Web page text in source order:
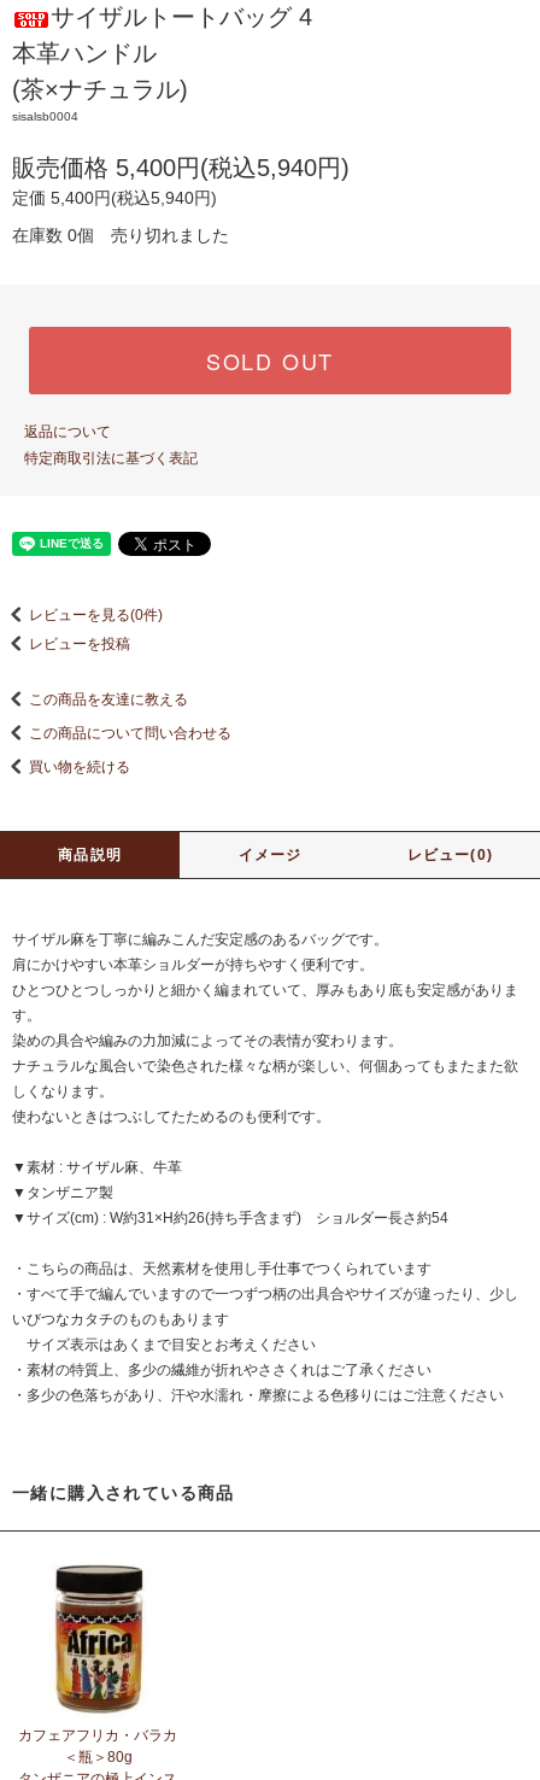
サイザルトートバッグ 4
本革ハンドル
(茶×ナチュラル)
sisalsb0004
販売価格 5,400円(税込5,940円)
定価 5,400円(税込5,940円)
在庫数 0個 売り切れました
SOLD OUT
返品について
特定商取引法に基づく表記
レビューを見る(0件)
レビューを投稿
この商品を友達に教える
この商品について問い合わせる
買い物を続ける
商品説明 イメージ レビュー(0)
サイザル麻を丁寧に編みこんだ安定感のあるバッグです。
肩にかけやすい本革ショルダーが持ちやすく便利です。
ひとつひとつしっかりと細かく編まれていて、厚みもあり底も安定感がありま
す。
染めの具合や編みの力加減によってその表情が変わります。
ナチュラルな風合いで染色された様々な柄が楽しい、何個あってもまたまた欲
しくなります。
使わないときはつぶしてたためるのも便利です。
▼素材 : サイザル麻、牛革
▼タンザニア製
▼サイズ(cm) : W約31×H約26(持ち手含まず) ショルダー長さ約54
・こちらの商品は、天然素材を使用し手仕事でつくられています
・すべて手で編んでいますので一つずつ柄の出具合やサイズが違ったり、少し
いびつなカタチのものもあります
サイズ表示はあくまで目安とお考えください
・素材の特質上、多少の繊維が折れやささくれはご了承ください
・多少の色落ちがあり、汗や水濡れ・摩擦による色移りにはご注意ください
一緒に購入されている商品
カフェアフリカ・バラカ
＜瓶＞80g